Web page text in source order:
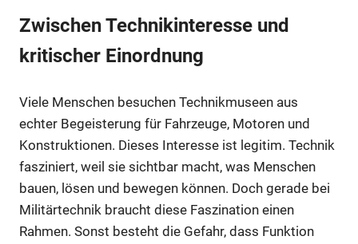
Zwischen Technikinteresse und
kritischer Einordnung
Viele Menschen besuchen Technikmuseen aus
echter Begeisterung für Fahrzeuge, Motoren und
Konstruktionen. Dieses Interesse ist legitim. Technik
fasziniert, weil sie sichtbar macht, was Menschen
bauen, lösen und bewegen können. Doch gerade bei
Militärtechnik braucht diese Faszination einen
Rahmen. Sonst besteht die Gefahr, dass Funktion